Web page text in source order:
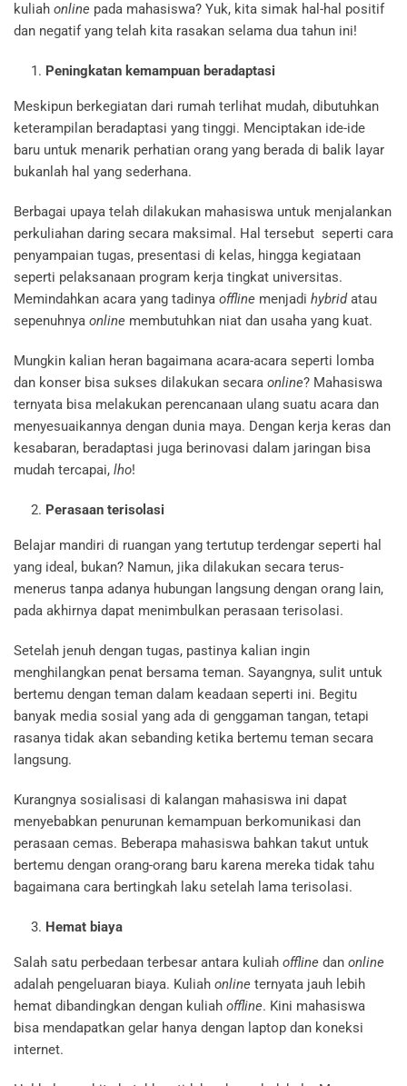
kuliah online pada mahasiswa? Yuk, kita simak hal-hal positif
dan negatif yang telah kita rasakan selama dua tahun ini!
Peningkatan kemampuan beradaptasi
Meskipun berkegiatan dari rumah terlihat mudah, dibutuhkan
keterampilan beradaptasi yang tinggi. Menciptakan ide-ide
baru untuk menarik perhatian orang yang berada di balik layar
bukanlah hal yang sederhana.
Berbagai upaya telah dilakukan mahasiswa untuk menjalankan
perkuliahan daring secara maksimal. Hal tersebut seperti cara
penyampaian tugas, presentasi di kelas, hingga kegiataan
seperti pelaksanaan program kerja tingkat universitas.
Memindahkan acara yang tadinya offline menjadi hybrid atau
sepenuhnya online membutuhkan niat dan usaha yang kuat.
Mungkin kalian heran bagaimana acara-acara seperti lomba
dan konser bisa sukses dilakukan secara online? Mahasiswa
ternyata bisa melakukan perencanaan ulang suatu acara dan
menyesuaikannya dengan dunia maya. Dengan kerja keras dan
kesabaran, beradaptasi juga berinovasi dalam jaringan bisa
mudah tercapai, lho!
Perasaan terisolasi
Belajar mandiri di ruangan yang tertutup terdengar seperti hal
yang ideal, bukan? Namun, jika dilakukan secara terus-
menerus tanpa adanya hubungan langsung dengan orang lain,
pada akhirnya dapat menimbulkan perasaan terisolasi.
Setelah jenuh dengan tugas, pastinya kalian ingin
menghilangkan penat bersama teman. Sayangnya, sulit untuk
bertemu dengan teman dalam keadaan seperti ini. Begitu
banyak media sosial yang ada di genggaman tangan, tetapi
rasanya tidak akan sebanding ketika bertemu teman secara
langsung.
Kurangnya sosialisasi di kalangan mahasiswa ini dapat
menyebabkan penurunan kemampuan berkomunikasi dan
perasaan cemas. Beberapa mahasiswa bahkan takut untuk
bertemu dengan orang-orang baru karena mereka tidak tahu
bagaimana cara bertingkah laku setelah lama terisolasi.
Hemat biaya
Salah satu perbedaan terbesar antara kuliah offline dan online
adalah pengeluaran biaya. Kuliah online ternyata jauh lebih
hemat dibandingkan dengan kuliah offline. Kini mahasiswa
bisa mendapatkan gelar hanya dengan laptop dan koneksi
internet.